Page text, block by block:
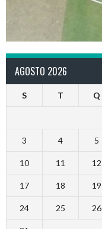
AGOSTO 2026
S T Q
3 4 5
10 11 12
17 18 19
24 25 26